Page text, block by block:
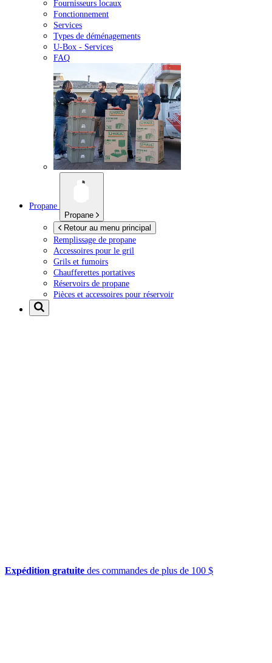
Fournisseurs locaux
Fonctionnement
Services
Types de déménagements
U-Box - Services
FAQ
Propane
Propane
Retour au menu principal
Remplissage de propane
Accessoires pour le gril
Grils et fumoirs
Chaufferettes portatives
Réservoirs de propane
Pièces et accessoires pour réservoir
Expédition gratuite des commandes de plus de 100 $